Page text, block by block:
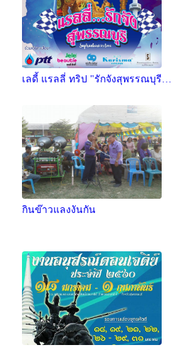
เลดี้ แรลลี่ ทริป "รักจังสุพรรณบุรี…
กินข๊าวแลงงันกัน